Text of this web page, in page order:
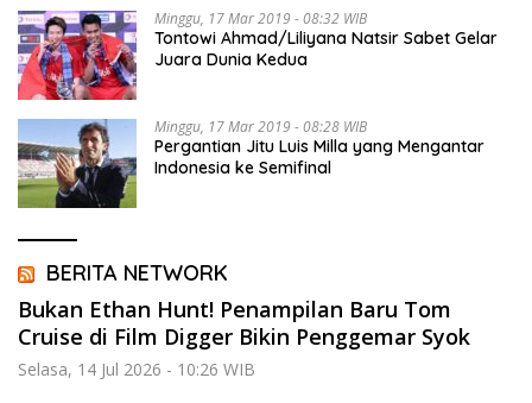
Minggu, 17 Mar 2019 - 08:32 WIB
Tontowi Ahmad/Liliyana Natsir Sabet Gelar
Juara Dunia Kedua
Minggu, 17 Mar 2019 - 08:28 WIB
Pergantian Jitu Luis Milla yang Mengantar
Indonesia ke Semifinal
BERITA NETWORK
Bukan Ethan Hunt! Penampilan Baru Tom
Cruise di Film Digger Bikin Penggemar Syok
Selasa, 14 Jul 2026 - 10:26 WIB